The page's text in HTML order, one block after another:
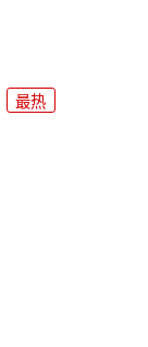
最热